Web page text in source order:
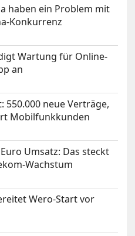
haben ein Problem mit
Konkurrenz
Wartung für Online-
an
550.000 neue Verträge,
Mobilfunkkunden
Umsatz: Das steckt
Wachstum
Wero-Start vor